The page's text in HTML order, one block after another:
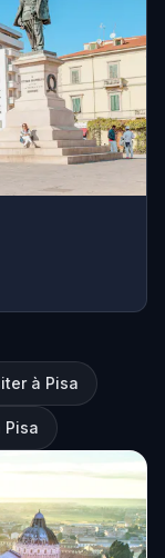
à Pisa
Pisa